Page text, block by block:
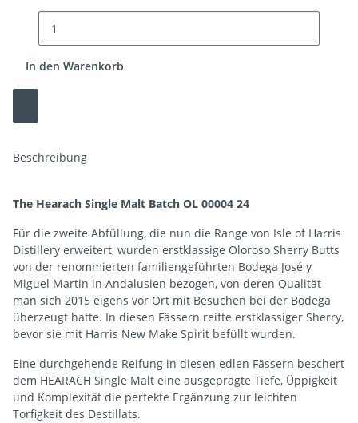
In den Warenkorb
Beschreibung
The Hearach Single Malt Batch OL 00004 24
Für die zweite Abfüllung, die nun die Range von Isle of Harris
Distillery erweitert, wurden erstklassige Oloroso Sherry Butts
von der renommierten familiengeführten Bodega José y
Miguel Martin in Andalusien bezogen, von deren Qualität
man sich 2015 eigens vor Ort mit Besuchen bei der Bodega
überzeugt hatte. In diesen Fässern reifte erstklassiger Sherry,
bevor sie mit Harris New Make Spirit befüllt wurden.
Eine durchgehende Reifung in diesen edlen Fässern beschert
dem HEARACH Single Malt eine ausgeprägte Tiefe, Üppigkeit
und Komplexität die perfekte Ergänzung zur leichten
Torfigkeit des Destillats.